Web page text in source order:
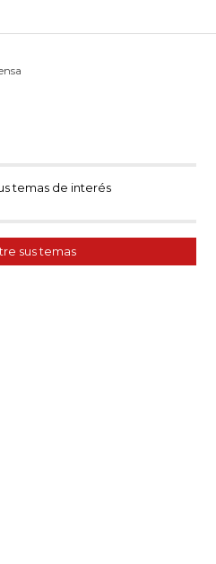
temas de interés
sus temas